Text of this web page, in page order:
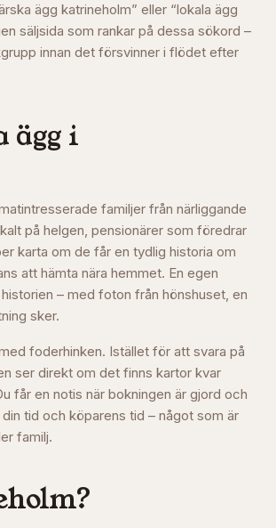
ägg katrineholm” eller “lokala ägg
säljsida som rankar på dessa sökord –
innan det försvinner i flödet efter
ägg i
familjer från närliggande
på helgen, pensionärer som föredrar
karta om de får en tydlig historia om
att hämta nära hemmet. En egen
– med foton från hönshuset, en
sker.
foderhinken. Istället för att svara på
ser direkt om det finns kartor kvar
får en notis när bokningen är gjord och
tid och köparens tid – något som är
familj.
?